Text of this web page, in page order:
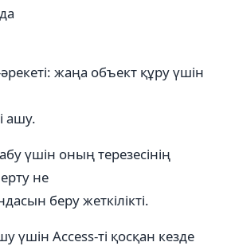
әрекеті: жаңа объект құру үшін
ашу.
үшін оның терезесінің
не
беру жеткілікті.
үшін Access-ті қосқан кезде